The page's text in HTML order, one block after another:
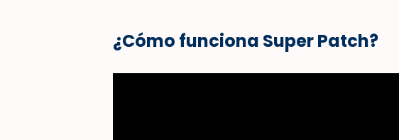
¿Cómo funciona Super Patch?